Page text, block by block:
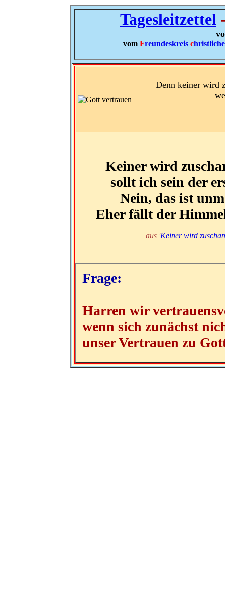
Tagesleitzettel
vom Freundeskreis c
Denn keiner wird
Keiner wird
sollt ich sein der
Nein, das ist
Eher fällt der
aus 'Keiner wird
Frage:
Harren wir
wenn sich zunächst
unser Vertrauen zu